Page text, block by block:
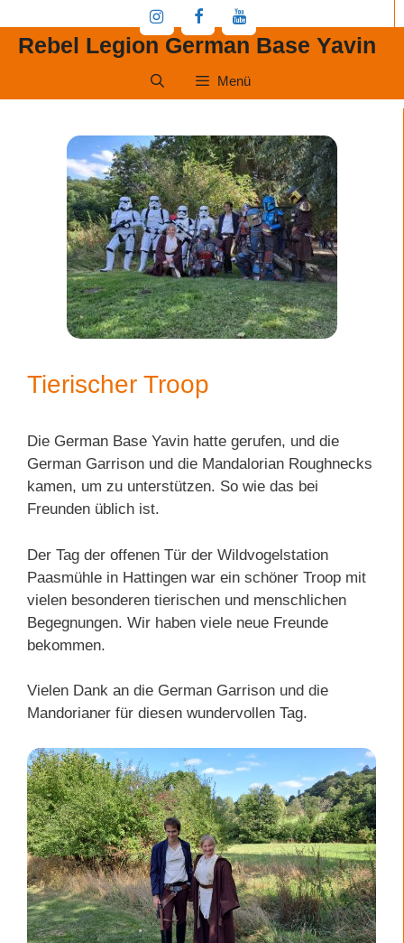
Inhalt
springen
Rebel Legion German Base Yavin
Menü
Tierischer Troop
Die German Base Yavin hatte gerufen, und die
German Garrison und die Mandalorian Roughnecks
kamen, um zu unterstützen. So wie das bei
Freunden üblich ist.
Der Tag der offenen Tür der Wildvogelstation
Paasmühle in Hattingen war ein schöner Troop mit
vielen besonderen tierischen und menschlichen
Begegnungen. Wir haben viele neue Freunde
bekommen.
Vielen Dank an die German Garrison und die
Mandorianer für diesen wundervollen Tag.